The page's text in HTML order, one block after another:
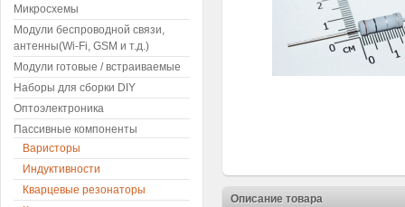
Описание товара
Микросхемы
Модули беспроводной связи,
антенны(Wi-Fi, GSM и т.д.)
Модули готовые / встраиваемые
Наборы для сборки DIY
Оптоэлектроника
Пассивные компоненты
Варисторы
Индуктивности
Кварцевые резонаторы